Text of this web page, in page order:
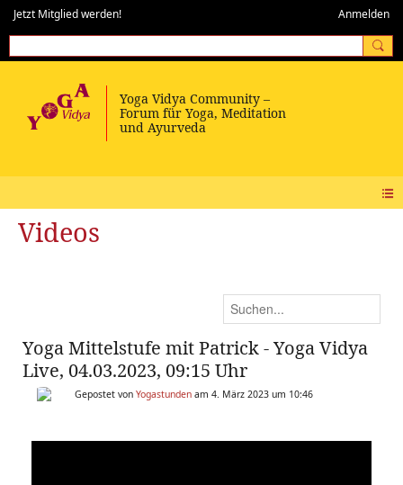
Jetzt Mitglied werden! Anmelden
Videos
Yoga Mittelstufe mit Patrick - Yoga Vidya
Live, 04.03.2023, 09:15 Uhr
Gepostet von Yogastunden am 4. März 2023 um 10:46